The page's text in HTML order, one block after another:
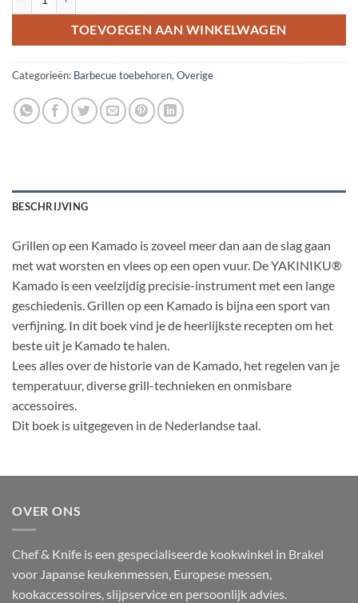
TOEVOEGEN AAN WINKELWAGEN
Categorieën: Barbecue toebehoren, Overige
BESCHRIJVING
Grillen op een Kamado is zoveel meer dan aan de slag gaan
met wat worsten en vlees op een open vuur. De YAKINIKU®
Kamado is een veelzijdig precisie-instrument met een lange
geschiedenis. Grillen op een Kamado is bijna een sport van
verfijning. In dit boek vind je de heerlijkste recepten om het
beste uit je Kamado te halen.
Lees alles over de historie van de Kamado, het regelen van je
temperatuur, diverse grill-technieken en onmisbare
accessoires.
Dit boek is uitgegeven in de Nederlandse taal.
OVER ONS
Chef & Knife is een gespecialiseerde kookwinkel in Brakel
voor Japanse keukenmessen, Europese messen,
kookaccessoires, slijpservice en persoonlijk advies.